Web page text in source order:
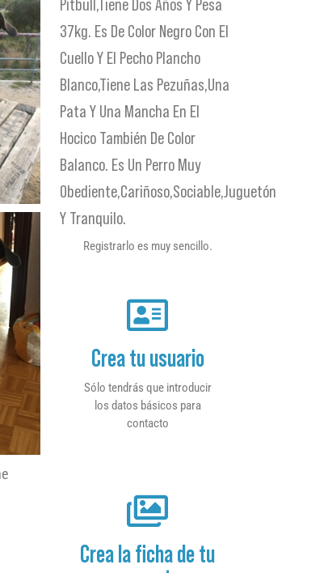
Pitbull,tiene Dos Años Y Pesa
37kg. Es De Color Negro Con El
Cuello Y El Pecho Plancho
Blanco,tiene Las Pezuñas,una
Pata Y Una Mancha En El
Hocico También De Color
Balanco. Es Un Perro Muy
Obediente,cariñoso,sociable,juguetón
Y Tranquilo.
Registrarlo es muy sencillo.
Crea tu usuario
Sólo tendrás que introducir
los datos básicos para
contacto
Crea la ficha de tu